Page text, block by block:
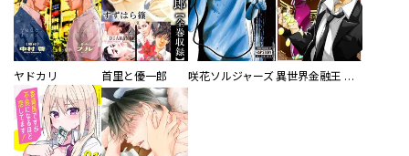
ヤドカリ 首里と優一郎 咲花ソルジャーズ 異世界金融王 ～クローネ・ゴルディオンの覇道～